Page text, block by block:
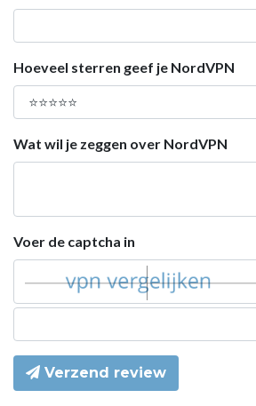
Hoeveel sterren geef je NordVPN
Wat wil je zeggen over NordVPN
Voer de captcha in
Verzend review